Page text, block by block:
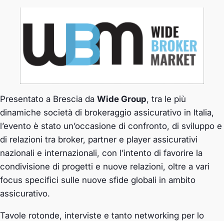
Presentato a Brescia da Wide Group, tra le più
dinamiche società di brokeraggio assicurativo in Italia,
l’evento è stato un’occasione di confronto, di sviluppo e
di relazioni tra broker, partner e player assicurativi
nazionali e internazionali, con l’intento di favorire la
condivisione di progetti e nuove relazioni, oltre a vari
focus specifici sulle nuove sfide globali in ambito
assicurativo.
Tavole rotonde, interviste e tanto networking per lo